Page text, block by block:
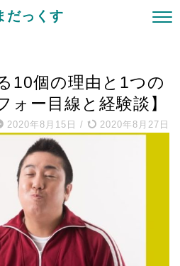
だっくす
10個の理由と1つの
ォー目線と経験談】
2020年8月15日 / 2020年8月27日